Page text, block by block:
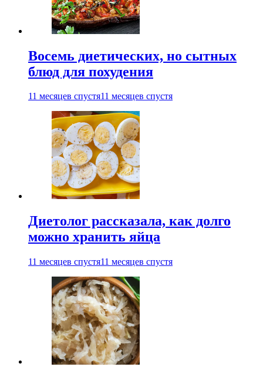
Восемь диетических, но сытных
блюд для похудения
11 месяцев спустя11 месяцев спустя
Диетолог рассказала, как долго
можно хранить яйца
11 месяцев спустя11 месяцев спустя